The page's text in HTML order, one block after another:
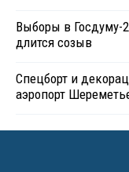
Выборы в Госдуму-
длится созыв
Спецборт и
аэропорт